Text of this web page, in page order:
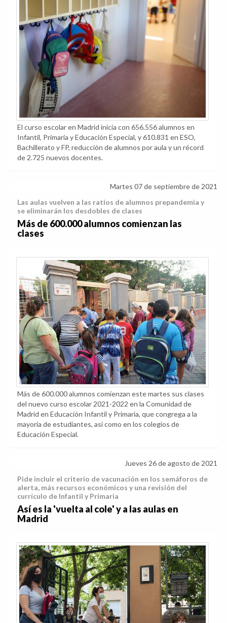
El curso escolar en Madrid inicia con 656.556 alumnos en
Infantil, Primaria y Educación Especial, y 610.831 en ESO,
Bachillerato y FP, reducción de alumnos por aula y un récord
de 2.725 nuevos docentes.
Martes 07 de septiembre de 2021
Las aulas vuelven a las ratios de alumnos prepandemia y
se eliminarán los desdobles de clases
Más de 600.000 alumnos comienzan las
clases
Más de 600.000 alumnos comienzan este martes sus clases
del nuevo curso escolar 2021-2022 en la Comunidad de
Madrid en Educación Infantil y Primaria, que congrega a la
mayoría de estudiantes, así como en los colegios de
Educación Especial.
Jueves 26 de agosto de 2021
Pide incluir el criterio de vacunación en los semáforos de
alerta, más recursos económicos y una revisión del
currículo de Infantil y Primaria
Así es la 'vuelta al cole' y a las aulas en
Madrid